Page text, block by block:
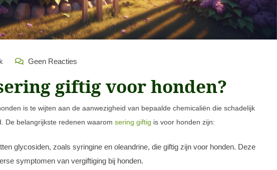
Geen Reacties
giftig voor honden?
is te wijten aan de aanwezigheid van bepaalde chemicaliën die schadelijk
De belangrijkste redenen waarom sering giftig is voor honden zijn:
glycosiden, zoals syringine en oleandrine, die giftig zijn voor honden. Deze
symptomen van vergiftiging bij honden.